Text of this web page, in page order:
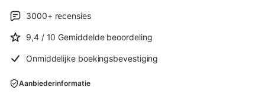
3000+ recensies
9,4 / 10 Gemiddelde beoordeling
Onmiddelijke boekingsbevestiging
Aanbiederinformatie